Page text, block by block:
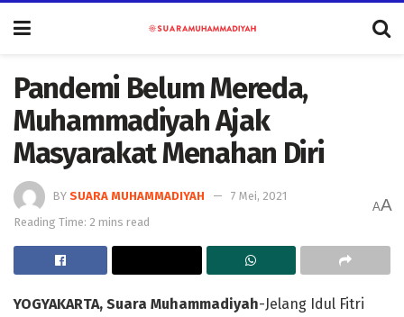
Pandemi Belum Mereda,
Muhammadiyah Ajak
Masyarakat Menahan Diri
BY SUARA MUHAMMADIYAH
7 Mei, 2021
Reading Time: 2 mins read
AA
YOGYAKARTA, Suara Muhammadiyah-Jelang Idul Fitri